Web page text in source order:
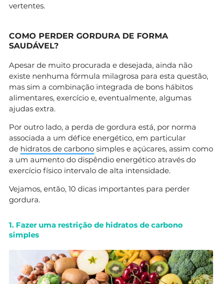
vertentes.
COMO PERDER GORDURA DE FORMA
SAUDÁVEL?
Apesar de muito procurada e desejada, ainda não
existe nenhuma fórmula milagrosa para esta questão,
mas sim a combinação integrada de bons hábitos
alimentares, exercício e, eventualmente, algumas
ajudas extra.
Por outro lado, a perda de gordura está, por norma
associada a um défice energético, em particular
de hidratos de carbono simples e açúcares, assim como
a um aumento do dispêndio energético através do
exercício físico intervalo de alta intensidade.
Vejamos, então, 10 dicas importantes para perder
gordura.
1. Fazer uma restrição de hidratos de carbono
simples